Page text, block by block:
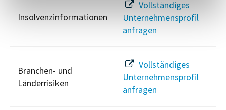
Insolvenzinformationen
Vollständiges
Unternehmensprofil
anfragen
Branchen- und
Länderrisiken
Vollständiges
Unternehmensprofil
anfragen